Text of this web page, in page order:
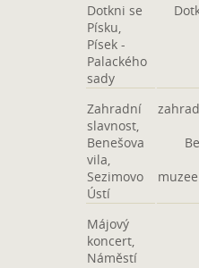
Dotkni se
Písku,
Písek -
Palackého
sady
Zahradní
slavnost,
Benešova
vila,
Sezimovo
Ústí
Májový
koncert,
Náměstí